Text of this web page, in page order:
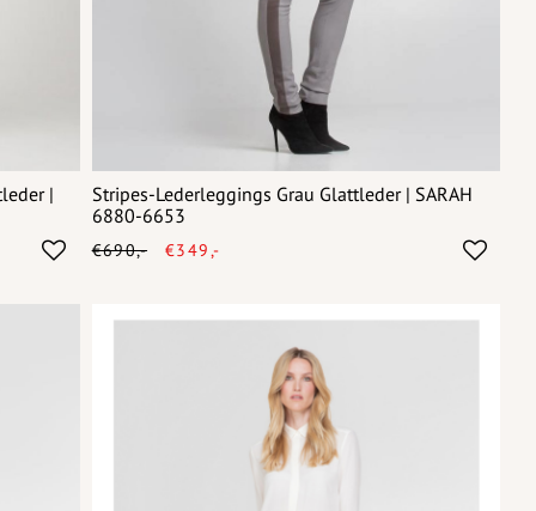
|
Stripes-Lederleggings Grau Glattleder | SARAH
6880-6653
€690,- €349,-